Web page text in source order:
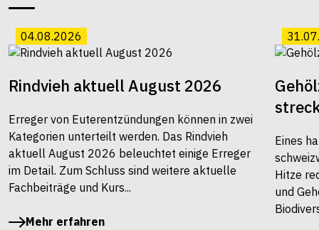
04.08.2026
Rindvieh aktuell August 2026
Erreger von Euterentzündungen können in zwei
Kategorien unterteilt werden. Das Rindvieh
aktuell August 2026 beleuchtet einige Erreger
im Detail. Zum Schluss sind weitere aktuelle
Fachbeiträge und Kurs...
Mehr erfahren
Eines
Hitze
und